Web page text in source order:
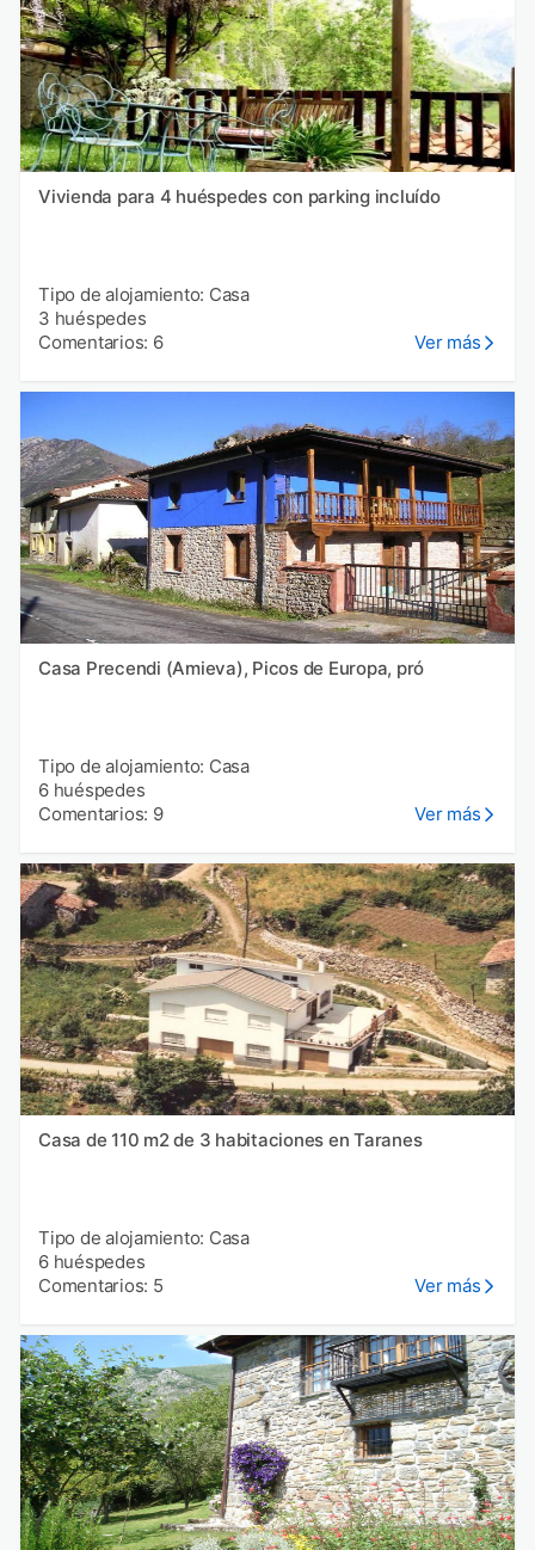
Vivienda para 4 huéspedes con parking incluído
Tipo de alojamiento: Casa
3 huéspedes
Comentarios: 6
Ver más
Casa Precendi (Amieva), Picos de Europa, pró
Tipo de alojamiento: Casa
6 huéspedes
Comentarios: 9
Ver más
Casa de 110 m2 de 3 habitaciones en Taranes
Tipo de alojamiento: Casa
6 huéspedes
Comentarios: 5
Ver más